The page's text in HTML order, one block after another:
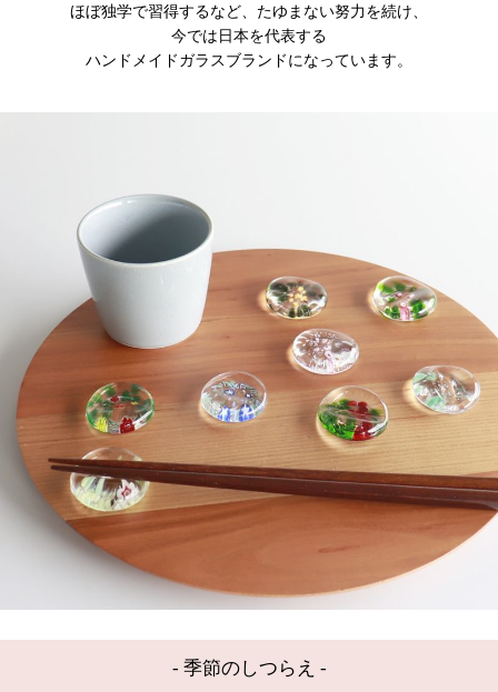
ほぼ独学で習得するなど、たゆまない努力を続け、
今では日本を代表する
ハンドメイドガラスブランドになっています。
- 季節のしつらえ -